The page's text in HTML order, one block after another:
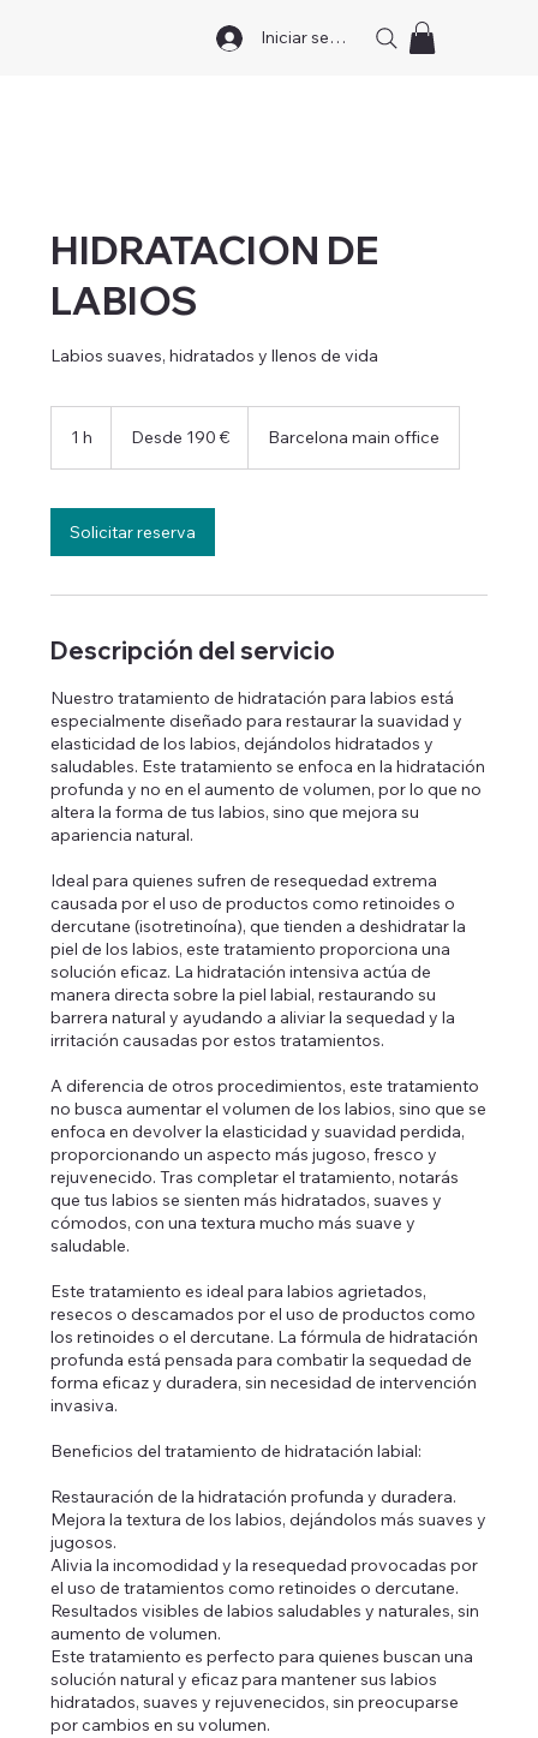
Iniciar sesión
HIDRATACION DE
LABIOS
Labios suaves, hidratados y llenos de vida
1 h
eurosDesde 190 € Barcelona main office
Solicitar reserva
Descripción del servicio
Nuestro tratamiento de hidratación para labios está
especialmente diseñado para restaurar la suavidad y
elasticidad de los labios, dejándolos hidratados y
saludables. Este tratamiento se enfoca en la hidratación
profunda y no en el aumento de volumen, por lo que no
altera la forma de tus labios, sino que mejora su
apariencia natural.
Ideal para quienes sufren de resequedad extrema
causada por el uso de productos como retinoides o
dercutane (isotretinoína), que tienden a deshidratar la
piel de los labios, este tratamiento proporciona una
solución eficaz. La hidratación intensiva actúa de
manera directa sobre la piel labial, restaurando su
barrera natural y ayudando a aliviar la sequedad y la
irritación causadas por estos tratamientos.
A diferencia de otros procedimientos, este tratamiento
no busca aumentar el volumen de los labios, sino que se
enfoca en devolver la elasticidad y suavidad perdida,
proporcionando un aspecto más jugoso, fresco y
rejuvenecido. Tras completar el tratamiento, notarás
que tus labios se sienten más hidratados, suaves y
cómodos, con una textura mucho más suave y
saludable.
Este tratamiento es ideal para labios agrietados,
resecos o descamados por el uso de productos como
los retinoides o el dercutane. La fórmula de hidratación
profunda está pensada para combatir la sequedad de
forma eficaz y duradera, sin necesidad de intervención
invasiva.
Beneficios del tratamiento de hidratación labial:
Restauración de la hidratación profunda y duradera.
Mejora la textura de los labios, dejándolos más suaves y
jugosos.
Alivia la incomodidad y la resequedad provocadas por
el uso de tratamientos como retinoides o dercutane.
Resultados visibles de labios saludables y naturales, sin
aumento de volumen.
Este tratamiento es perfecto para quienes buscan una
solución natural y eficaz para mantener sus labios
hidratados, suaves y rejuvenecidos, sin preocuparse
por cambios en su volumen.